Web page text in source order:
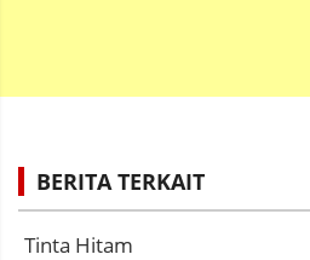
BERITA TERKAIT
Tinta Hitam